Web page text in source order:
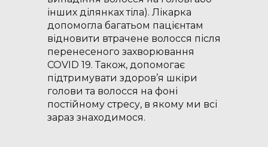
інших ділянках тіла). Лікарка
допомогла багатьом пацієнтам
відновити втрачене волосся після
перенесеного захворювання
COVID 19. Також, допомогає
підтримувати здоров’я шкіри
голови та волосся на фоні
постійному стресу, в якому ми всі
зараз знаходимося.